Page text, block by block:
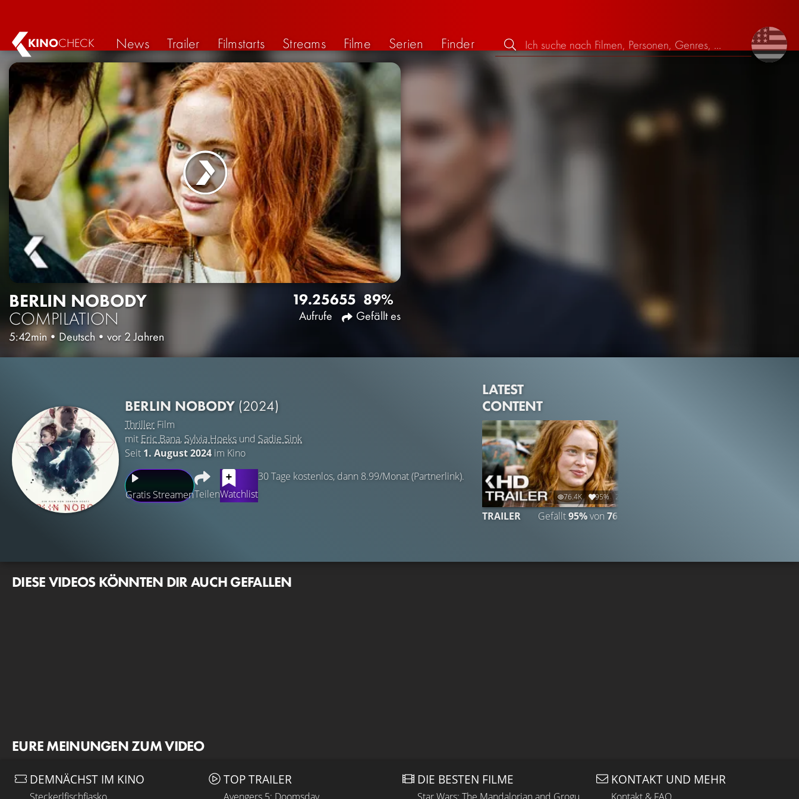
KINOCHECK News Trailer Filmstarts Streams Filme Serien Finder
BERLIN NOBODY
COMPILATION
5:42min • Deutsch • vor 2 Jahren
19.256
Aufrufe
55 89%
Gefällt es
BERLIN NOBODY (2024)
Thriller Film
mit Eric Bana, Sylvia Hoeks und Sadie Sink
Seit 1. August 2024 im Kino
Gratis StreamenTeilenWatchlist
30 Tage kostenlos, dann 8.99/Monat (Partnerlink).
LATEST
CONTENT
76.4K 95% 2:13
TRAILER Gefällt95%von 76.352
DIESE VIDEOS KÖNNTEN DIR AUCH GEFALLEN
EURE MEINUNGEN ZUM VIDEO
DEMNÄCHST IM KINO TOP TRAILER DIE BESTEN FILME KONTAKT UND MEHR